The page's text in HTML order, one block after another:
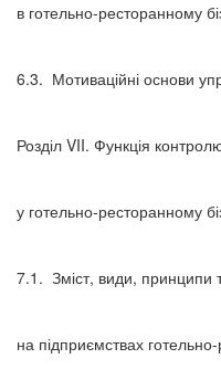
в готельно-ресторанному
6.3. Мотиваційні основи
Розділ VII. Функція
у готельно-ресторанному
7.1. Зміст, види, принципи
на підприємствах